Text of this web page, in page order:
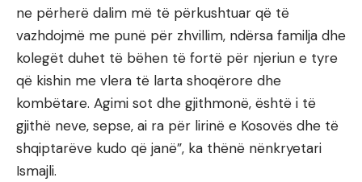
ne përherë dalim më të përkushtuar që të
vazhdojmë me punë për zhvillim, ndërsa familja dhe
kolegët duhet të bëhen të fortë për njeriun e tyre
që kishin me vlera të larta shoqërore dhe
kombëtare. Agimi sot dhe gjithmonë, është i të
gjithë neve, sepse, ai ra për lirinë e Kosovës dhe të
shqiptarëve kudo që janë”, ka thënë nënkryetari
Ismajli.